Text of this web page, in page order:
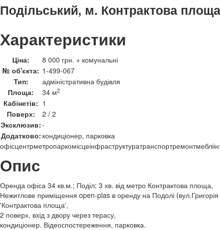
Подільський, м. Контрактова площа
Характеристики
Ціна:
8 000 грн. + комунальні
№ об'єкта: 1-499-067
Тип:
адміністративна будівля
Площа:
34 м2
Кабінетів: 1
Поверх:
2 / 2
Эксклюзив:-
Додатково: кондиціонер, парковка
офісцентрметропаркомісцеінфраструктуратранспортремонтмеблі
Опис
Оренда офіса 34 кв.м.; Поділ; 3 хв. від метро Контрактова площа,
Нежитлове приміщення open-plas в оренду на Подолі
'Контрактова площа',
2 поверх, вхід з двору через терасу,
кондиціонер. Відеоспостереження, парковка.